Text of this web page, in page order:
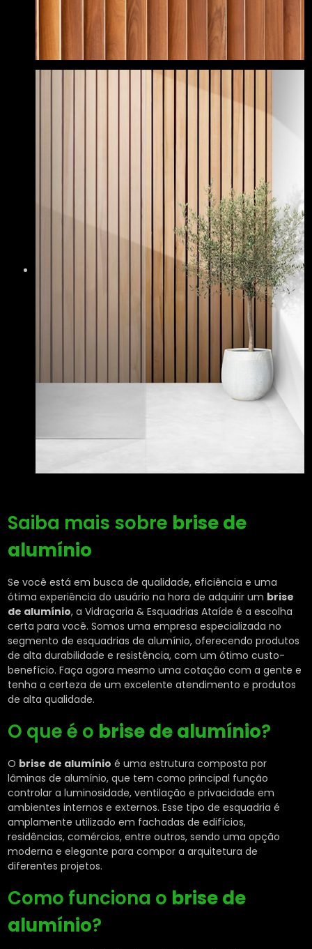
Saiba mais sobre brise de
alumínio
Se você está em busca de qualidade, eficiência e uma
ótima experiência do usuário na hora de adquirir um brise
de alumínio, a Vidraçaria & Esquadrias Ataíde é a escolha
certa para você. Somos uma empresa especializada no
segmento de esquadrias de alumínio, oferecendo produtos
de alta durabilidade e resistência, com um ótimo custo-
benefício. Faça agora mesmo uma cotação com a gente e
tenha a certeza de um excelente atendimento e produtos
de alta qualidade.
O que é o brise de alumínio?
O brise de alumínio é uma estrutura composta por
lâminas de alumínio, que tem como principal função
controlar a luminosidade, ventilação e privacidade em
ambientes internos e externos. Esse tipo de esquadria é
amplamente utilizado em fachadas de edifícios,
residências, comércios, entre outros, sendo uma opção
moderna e elegante para compor a arquitetura de
diferentes projetos.
Como funciona o brise de
alumínio?